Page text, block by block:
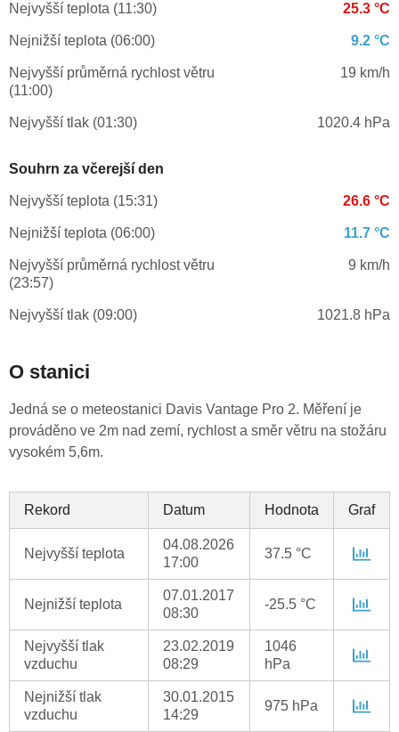
Nejvyšší teplota (11:30) 25.3 °C
Nejnižší teplota (06:00) 9.2 °C
Nejvyšší průměrná rychlost větru
(11:00)
19 km/h
Nejvyšší tlak (01:30) 1020.4 hPa
Souhrn za včerejší den
Nejvyšší teplota (15:31) 26.6 °C
Nejnižší teplota (06:00) 11.7 °C
Nejvyšší průměrná rychlost větru
(23:57)
9 km/h
Nejvyšší tlak (09:00) 1021.8 hPa
O stanici
Jedná se o meteostanici Davis Vantage Pro 2. Měření je
prováděno ve 2m nad zemí, rychlost a směr větru na stožáru
vysokém 5,6m.
Rekord Datum Hodnota Graf
Nejvyšší teplota
04.08.2026
17:00
37.5 °C
Nejnižší teplota
07.01.2017
08:30
-25.5 °C
Nejvyšší tlak
vzduchu
23.02.2019
08:29
1046
hPa
Nejnižší tlak
vzduchu
30.01.2015
14:29
975 hPa